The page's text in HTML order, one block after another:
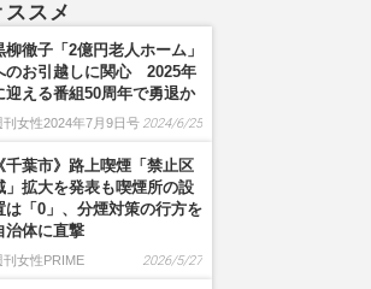
スメ
柳徹子「2億円老人ホーム」
のお引越しに関心 2025年
迎える番組50周年で勇退か
刊女性2024年7月9日号 2024/6/25
《千葉市》路上喫煙「禁止区
」拡大を発表も喫煙所の設
は「0」、分煙対策の行方を
治体に直撃
刊女性PRIME 2026/5/27